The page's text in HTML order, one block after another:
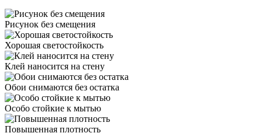
Рисунок без смещения
Хорошая светостойкость
Клей наносится на стену
Обои снимаются без остатка
Особо стойкие к мытью
Повышенная плотность